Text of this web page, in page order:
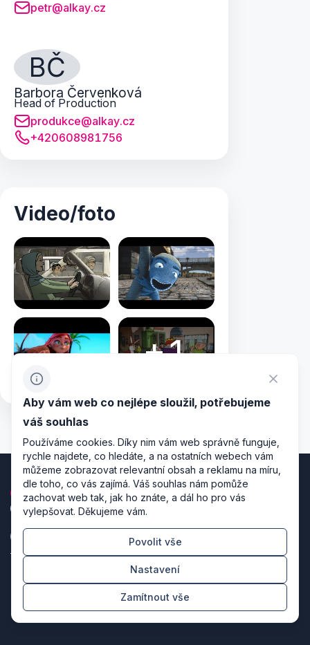
petr@alkay.cz
BČ
Barbora Červenková
Head of Production
produkce@alkay.cz
+420608981756
Video/foto
+1
Zásady zpracování osobních údajů
Nastavení cookies
Režiséři designu & producenti kódu
Aby vám web co nejlépe sloužil, potřebujeme
váš souhlas
Používáme cookies. Díky nim vám web správně funguje,
rychle najdete, co hledáte, a na ostatních webech vám
můžeme zobrazovat relevantní obsah a reklamu na míru,
dle toho, co vás zajímá. Váš souhlas nám pomůže
zachovat web tak, jak ho znáte, a dál ho pro vás
vylepšovat. Děkujeme vám.
Povolit vše
Nastavení
Zamítnout vše